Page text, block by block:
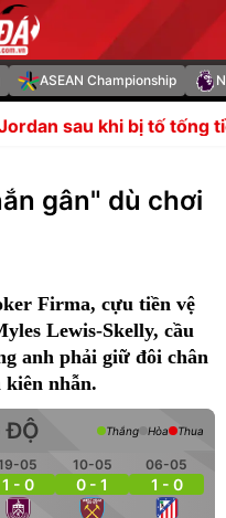
ASEAN Championship
tiền Bóng ma từ
gân" dù chơi
Firma, cựu tiền vệ
Lewis-Skelly, cầu
anh phải giữ đôi chân
nhẫn.
ĐỘ
05
1 - 0
10-05
0 - 1
06-05
1 - 0
Thắng Hòa Thua